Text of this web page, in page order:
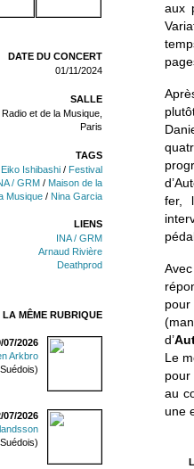
DATE DU CONCERT
01/11/2024
SALLE
et de la Musique,
Paris
TAGS
Eiko Ishibashi / Festival
/ GRM / Maison de la
Musique / Nina Garcia
LIENS
INA / GRM
Arnaud Rivière
Deathprod
LA MÊME RUBRIQUE
07/2026
Arkbro
07/2026
aux
fer,
d’
Le
pour
au
une